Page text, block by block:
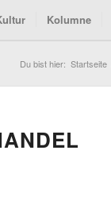
Kolumne
Du bist hier: Startseite